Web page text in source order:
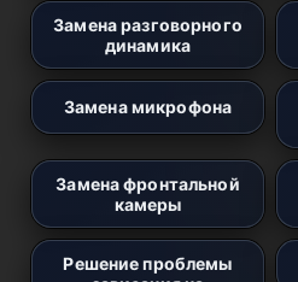
Замена разговорного
динамика
Замена микрофона
Замена фронтальной
камеры
Решение проблемы